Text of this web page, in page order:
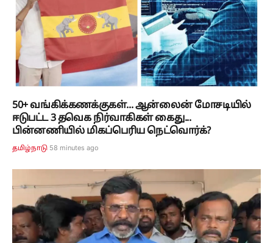
50+ வங்கிக்கணக்குகள்... ஆன்லைன் மோசடியில்
ஈடுபட்ட 3 தவெக நிர்வாகிகள் கைது...
பின்னணியில் மிகப்பெரிய நெட்வொர்க்?
தமிழ்நாடு 58 minutes ago